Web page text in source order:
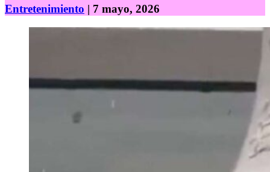
Entretenimiento | 7 mayo, 2026